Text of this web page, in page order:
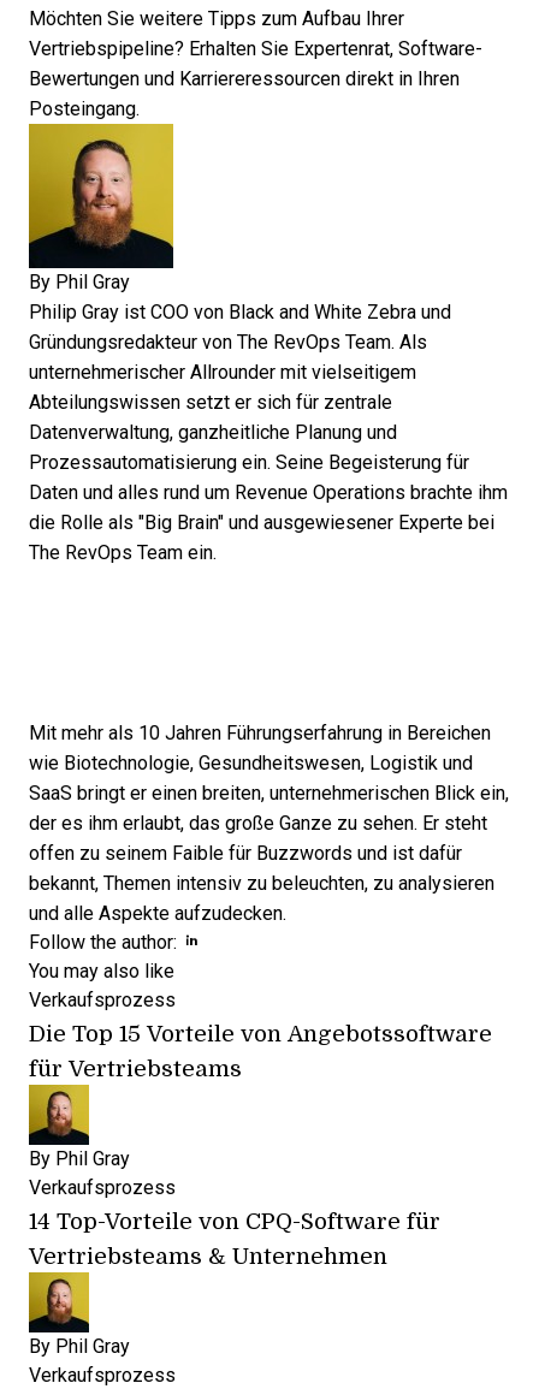
Möchten Sie weitere Tipps zum Aufbau Ihrer
Vertriebspipeline? Erhalten Sie Expertenrat, Software-
Bewertungen und Karriereressourcen direkt in Ihren
Posteingang.
By Phil Gray
Philip Gray ist COO von Black and White Zebra und
Gründungsredakteur von The RevOps Team. Als
unternehmerischer Allrounder mit vielseitigem
Abteilungswissen setzt er sich für zentrale
Datenverwaltung, ganzheitliche Planung und
Prozessautomatisierung ein. Seine Begeisterung für
Daten und alles rund um Revenue Operations brachte ihm
die Rolle als "Big Brain" und ausgewiesener Experte bei
The RevOps Team ein.
Mit mehr als 10 Jahren Führungserfahrung in Bereichen
wie Biotechnologie, Gesundheitswesen, Logistik und
SaaS bringt er einen breiten, unternehmerischen Blick ein,
der es ihm erlaubt, das große Ganze zu sehen. Er steht
offen zu seinem Faible für Buzzwords und ist dafür
bekannt, Themen intensiv zu beleuchten, zu analysieren
und alle Aspekte aufzudecken.
Follow the author: Opens new window
You may also like
Verkaufsprozess
Die Top 15 Vorteile von Angebotssoftware
für Vertriebsteams
By Phil Gray
Verkaufsprozess
14 Top-Vorteile von CPQ-Software für
Vertriebsteams & Unternehmen
By Phil Gray
Verkaufsprozess